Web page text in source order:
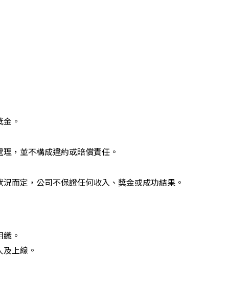
。
，並不構成違約或賠償責任。
而定，公司不保證任何收入、獎金或成功結果。
。
上線。